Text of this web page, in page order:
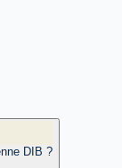
DIB ?